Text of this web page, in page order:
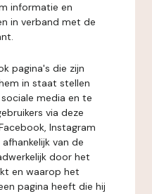
informatie en
in verband met de
pagina's die zijn
in staat stellen
media en te
via deze
Instagram
van de
door het
en waarop het
pagina heeft die hij